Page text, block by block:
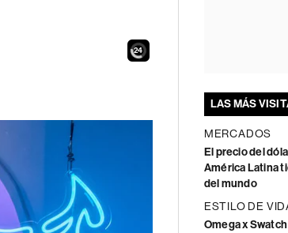
22
LAS MÁS
MERCADOS
El precio del
América Latina
del mundo
ESTILO DE
Omega x